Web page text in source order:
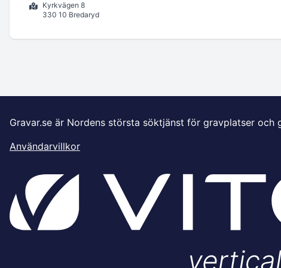
Kyrkvägen 8
330 10 Bredaryd
Gravar.se är Nordens största söktjänst för gravplatser och
Användarvillkor